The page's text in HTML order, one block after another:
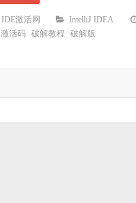
IDE激活网 IntelliJ IDEA
激活码 破解教程 破解版